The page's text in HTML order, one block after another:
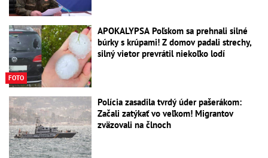
FOTO
APOKALYPSA Poľskom sa prehnali silné
búrky s krúpami! Z domov padali strechy,
silný vietor prevrátil niekoľko lodí
Polícia zasadila tvrdý úder pašerákom:
Začali zatýkať vo veľkom! Migrantov
zväzovali na člnoch